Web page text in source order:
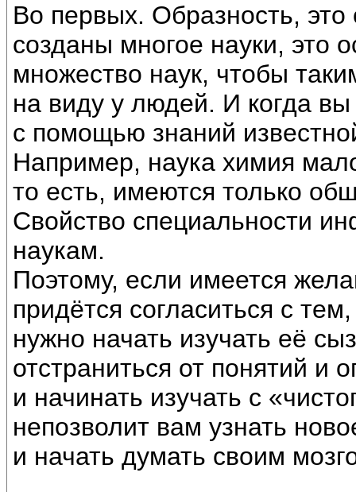
Во первых. Образность,
созданы многое науки, это
множество наук, чтобы
на виду у людей. И когда вы
с помощью знаний
Например, наука химия
то есть, имеются только
Свойство специальности
наукам.
Поэтому, если имеется
придётся согласиться с
нужно начать изучать её
отстраниться от понятий и
и начинать изучать с
непозволит вам узнать
и начать думать своим